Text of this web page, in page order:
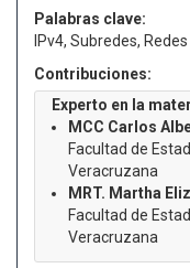
Palabras clave:
IPv4, Subredes, Redes
Contribuciones:
Experto en la
MCC Carlos
Facultad de
Veracruzana
MRT. Martha
Facultad de
Veracruzana